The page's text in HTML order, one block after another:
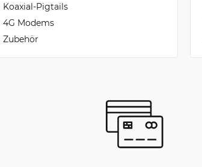
Koaxial-Pigtails
4G Modems
Zubehör